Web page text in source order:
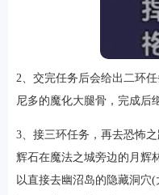
2、交完任务后会给出二环
尼多的魔化大腿骨，完成后
3、接三环任务，再去恐怖
辉石在魔法之城旁边的月辉
以直接去幽沼岛的隐藏洞穴(